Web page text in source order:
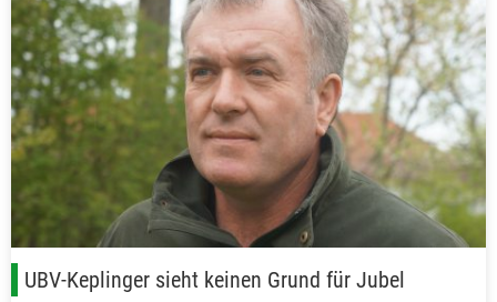
UBV-Keplinger sieht keinen Grund für Jubel